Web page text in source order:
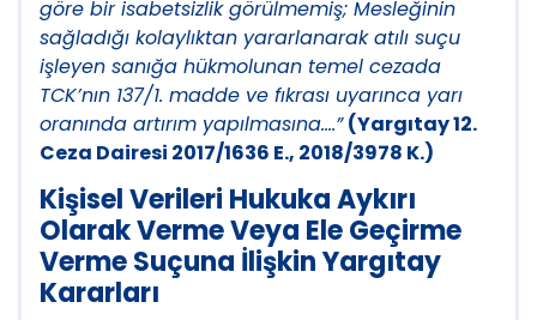
göre bir isabetsizlik görülmemiş; Mesleğinin
sağladığı kolaylıktan yararlanarak atılı suçu
işleyen sanığa hükmolunan temel cezada
TCK’nın 137/1. madde ve fıkrası uyarınca yarı
oranında artırım yapılmasına….” (Yargıtay12.
Ceza Dairesi 2017/1636 E., 2018/3978 K.)
Kişisel Verileri Hukuka Aykırı
Olarak Verme Veya Ele Geçirme
Verme Suçuna İlişkin Yargıtay
Kararları